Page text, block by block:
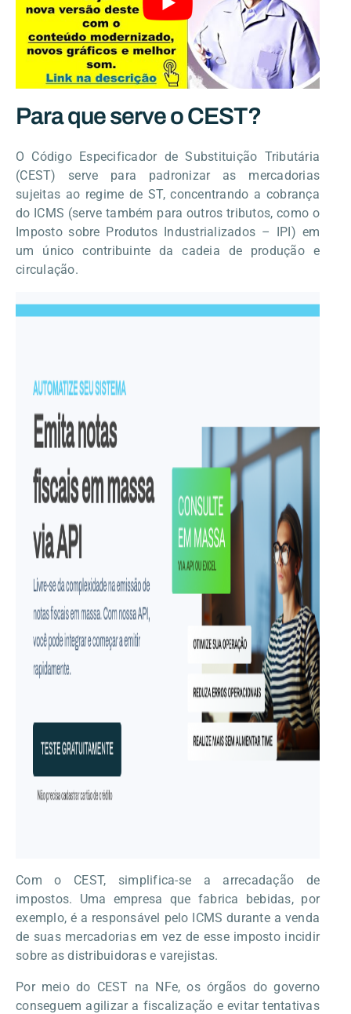
Para que serve o CEST?
O Código Especificador de Substituição Tributária
(CEST) serve para padronizar as mercadorias
sujeitas ao regime de ST, concentrando a cobrança
do ICMS (serve também para outros tributos, como o
Imposto sobre Produtos Industrializados – IPI) em
um único contribuinte da cadeia de produção e
circulação.
Com o CEST, simplifica-se a arrecadação de
impostos. Uma empresa que fabrica bebidas, por
exemplo, é a responsável pelo ICMS durante a venda
de suas mercadorias em vez de esse imposto incidir
sobre as distribuidoras e varejistas.
Por meio do CEST na NFe, os órgãos do governo
conseguem agilizar a fiscalização e evitar tentativas